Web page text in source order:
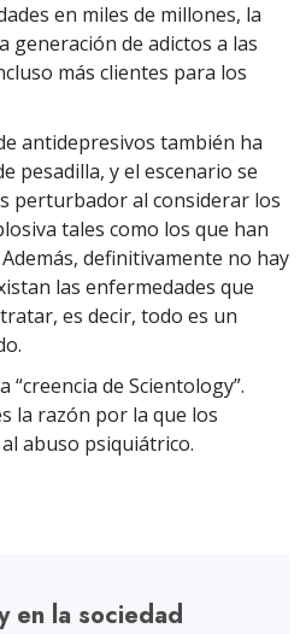
en miles de millones, la
generación de adictos a las
más clientes para los
antidepresivos también ha
pesadilla, y el escenario se
perturbador al considerar los
tales como los que han
definitivamente no hay
las enfermedades que
es decir, todo es un
“creencia de Scientology”.
la razón por la que los
abuso psiquiátrico.
en la sociedad